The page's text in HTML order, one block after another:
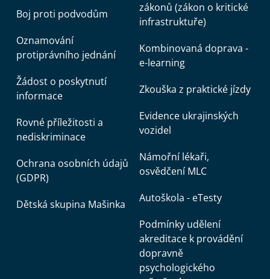
Boj proti podvodům
Oznamování
protiprávního jednání
Žádost o poskytnutí
informace
Rovné příležitosti a
nediskriminace
Ochrana osobních údajů
(GDPR)
Dětská skupina Mašinka
zákonů (zákon o kritické
infrastruktuře)
Kombinovaná doprava -
e-learning
Zkouška z praktické jízdy
Evidence ukrajinských
vozidel
Námořní lékaři,
osvědčení MLC
Autoškola - eTesty
Podmínky udělení
akreditace k provádění
dopravně
psychologického